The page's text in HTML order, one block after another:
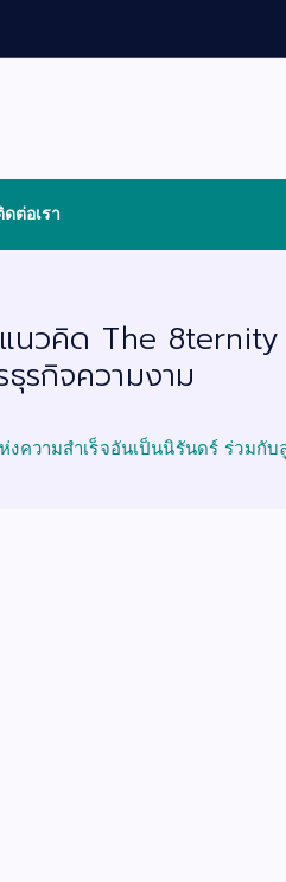
ดต่อเรา
แนวคิด The
รกิจความงาม
ความสำเร็จอันเป็นนิรันดร์ ร่วมกั